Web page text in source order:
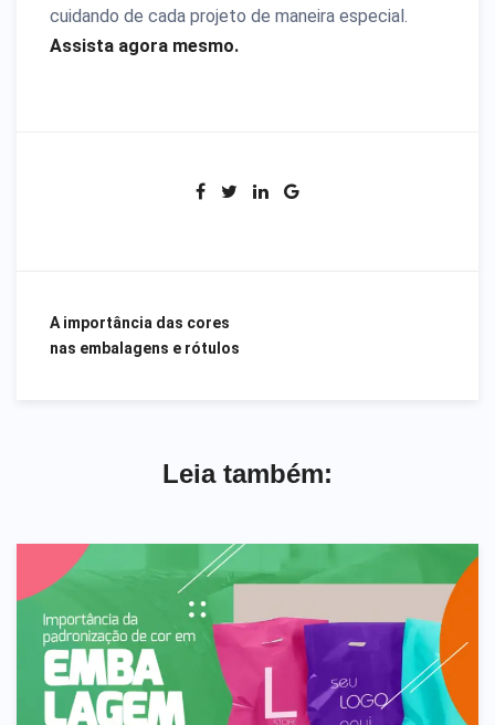
cuidando de cada projeto de maneira especial.
Assista agora mesmo.
Navegação
de
A importância das cores
nas embalagens e rótulos
Leia também: